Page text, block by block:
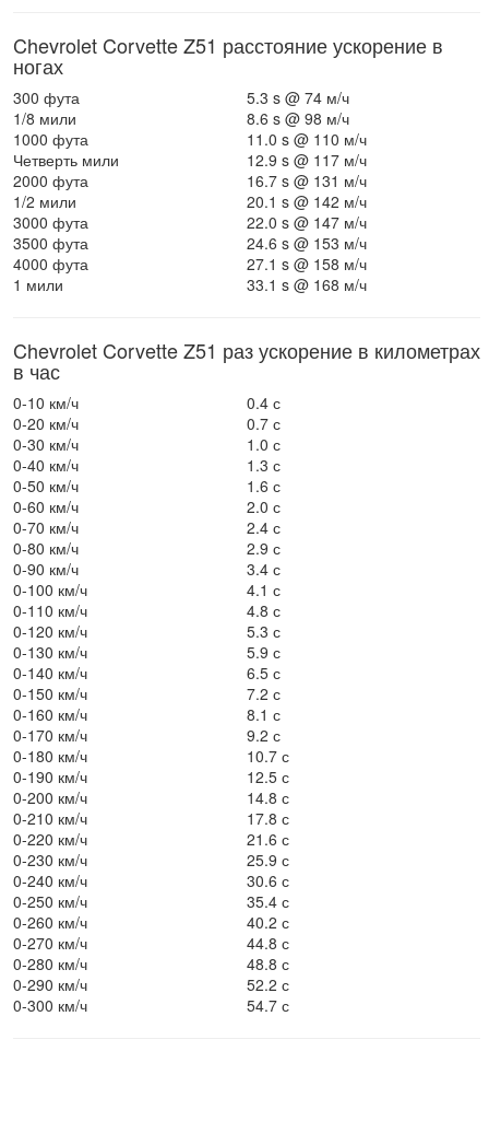
Chevrolet Corvette Z51 расстояние ускорение в
ногах
300 фута
5.3 s @ 74 м/ч
1/8 мили
8.6 s @ 98 м/ч
1000 фута
11.0 s @ 110 м/ч
Четверть мили
12.9 s @ 117 м/ч
2000 фута
16.7 s @ 131 м/ч
1/2 мили
20.1 s @ 142 м/ч
3000 фута
22.0 s @ 147 м/ч
3500 фута
24.6 s @ 153 м/ч
4000 фута
27.1 s @ 158 м/ч
1 мили
33.1 s @ 168 м/ч
Chevrolet Corvette Z51 раз ускорение в километрах
в час
0-10 км/ч
0.4 с
0-20 км/ч
0.7 с
0-30 км/ч
1.0 с
0-40 км/ч
1.3 с
0-50 км/ч
1.6 с
0-60 км/ч
2.0 с
0-70 км/ч
2.4 с
0-80 км/ч
2.9 с
0-90 км/ч
3.4 с
0-100 км/ч
4.1 с
0-110 км/ч
4.8 с
0-120 км/ч
5.3 с
0-130 км/ч
5.9 с
0-140 км/ч
6.5 с
0-150 км/ч
7.2 с
0-160 км/ч
8.1 с
0-170 км/ч
9.2 с
0-180 км/ч
10.7 с
0-190 км/ч
12.5 с
0-200 км/ч
14.8 с
0-210 км/ч
17.8 с
0-220 км/ч
21.6 с
0-230 км/ч
25.9 с
0-240 км/ч
30.6 с
0-250 км/ч
35.4 с
0-260 км/ч
40.2 с
0-270 км/ч
44.8 с
0-280 км/ч
48.8 с
0-290 км/ч
52.2 с
0-300 км/ч
54.7 с